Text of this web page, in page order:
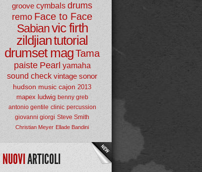
groove cymbals drums
remo Face to Face
Sabianvic firth
zildjiantutorial
drumset magTama
paiste Pearl yamaha
sound check vintage sonor
hudson music cajon 2013
mapex ludwig benny greb
antonio gentile clinic percussion
giovanni giorgi Steve Smith
Christian Meyer Ellade Bandini
NUOVIARTICOLI